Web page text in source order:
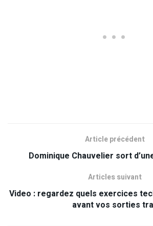
Article précédent
Dominique Chauvelier sort
Articles suivant
Video : regardez quels exercices
avant vos sorties